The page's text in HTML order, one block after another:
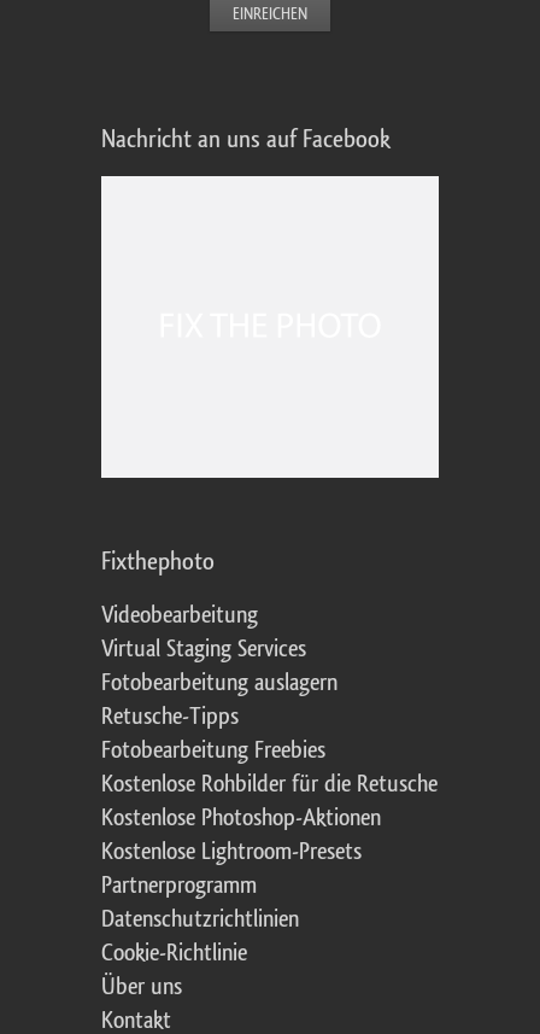
Nachricht an uns auf Facebook
Fixthephoto
Videobearbeitung
Virtual Staging Services
Fotobearbeitung auslagern
Retusche-Tipps
Fotobearbeitung Freebies
Kostenlose Rohbilder für die Retusche
Kostenlose Photoshop-Aktionen
Kostenlose Lightroom-Presets
Partnerprogramm
Datenschutzrichtlinien
Cookie-Richtlinie
Über uns
Kontakt